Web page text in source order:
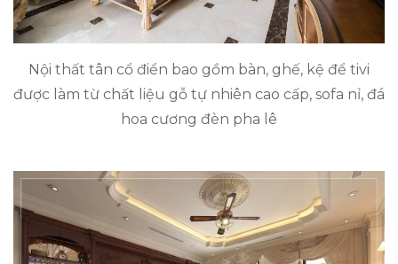
Nội thất tân cổ điển bao gồm bàn, ghế, kệ để tivi
được làm từ chất liệu gỗ tự nhiên cao cấp, sofa nỉ, đá
hoa cương đèn pha lê